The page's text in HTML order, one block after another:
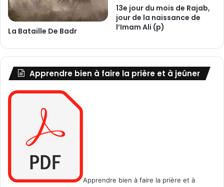
K
a
r
a
a
!
o
u
s
a
n
(
p
La Bataille De Badr
13e jour du mois de Rajab,
jour de la naissance de
l’Imam Ali (p)
Apprendre bien à faire la prière et à jeûner
Apprendre bien à faire la prière et à